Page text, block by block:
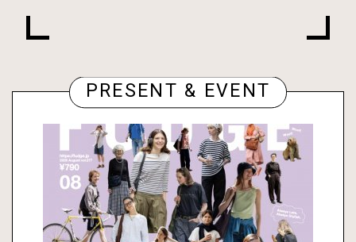
PRESENT & EVENT